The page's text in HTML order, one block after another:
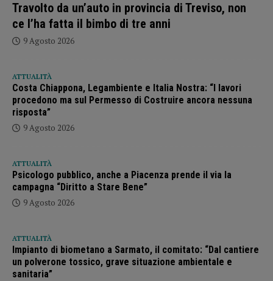
Travolto da un’auto in provincia di Treviso, non
ce l’ha fatta il bimbo di tre anni
9 Agosto 2026
ATTUALITÀ
Costa Chiappona, Legambiente e Italia Nostra: “I lavori
procedono ma sul Permesso di Costruire ancora nessuna
risposta”
9 Agosto 2026
ATTUALITÀ
Psicologo pubblico, anche a Piacenza prende il via la
campagna “Diritto a Stare Bene”
9 Agosto 2026
ATTUALITÀ
Impianto di biometano a Sarmato, il comitato: “Dal cantiere
un polverone tossico, grave situazione ambientale e
sanitaria”